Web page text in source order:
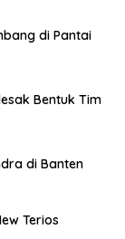
di Pantai
Bentuk Tim
di Banten
Terios